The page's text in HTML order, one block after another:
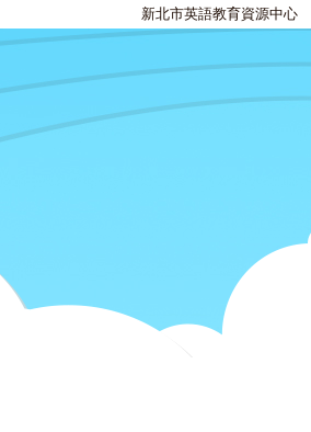
新北市英語教育資源中心